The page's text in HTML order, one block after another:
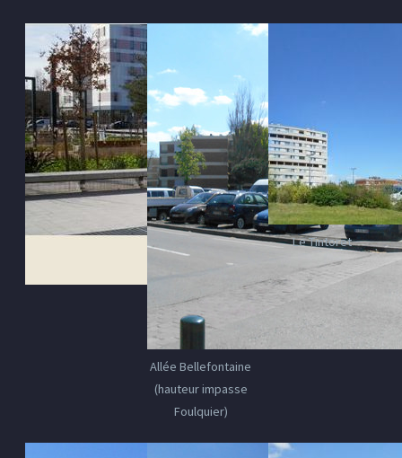
Allée Bellefontaine
(hauteur impasse
Foulquier)
Le Tintoret